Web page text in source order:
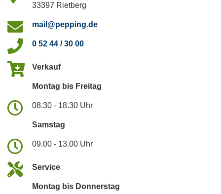
33397 Rietberg
mail@pepping.de
0 52 44 / 30 00
Verkauf
Montag bis Freitag
08.30 - 18.30 Uhr
Samstag
09.00 - 13.00 Uhr
Service
Montag bis Donnerstag